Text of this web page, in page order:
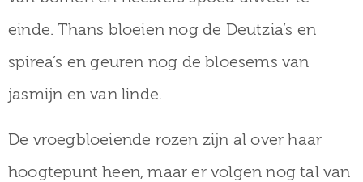
einde. Thans bloeien nog de Deutzia’s en
spirea’s en geuren nog de bloesems van
jasmijn en van linde.
De vroegbloeiende rozen zijn al over haar
hoogtepunt heen, maar er volgen nog tal van